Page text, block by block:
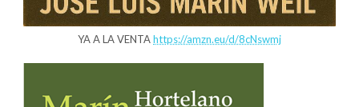
YA A LA VENTAhttps://amzn.eu/d/8cNswmj